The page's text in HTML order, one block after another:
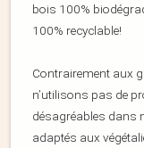
bois 100%
100% recyclable!
Contrairement aux
n’utilisons pas de
désagréables dans
adaptés aux